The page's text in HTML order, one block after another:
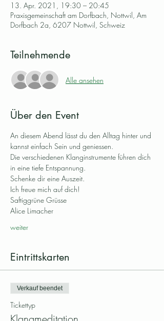
13. Apr. 2021, 19:30 – 20:45
Praxisgemeinschaft am Dorfbach, Nottwil, Am
Dorfbach 2a, 6207 Nottwil, Schweiz
Teilnehmende
Alle ansehen
Über den Event
An diesem Abend lässt du den Alltag hinter und
kannst einfach Sein und geniessen.
Die verschiedenen Klanginstrumente führen dich
in eine tiefe Entspannung.
Schenke dir eine Auszeit.
Ich freue mich auf dich!
Saftiggrüne Grüsse
Alice Limacher
weiter
Eintrittskarten
Verkauf beendet
Tickettyp